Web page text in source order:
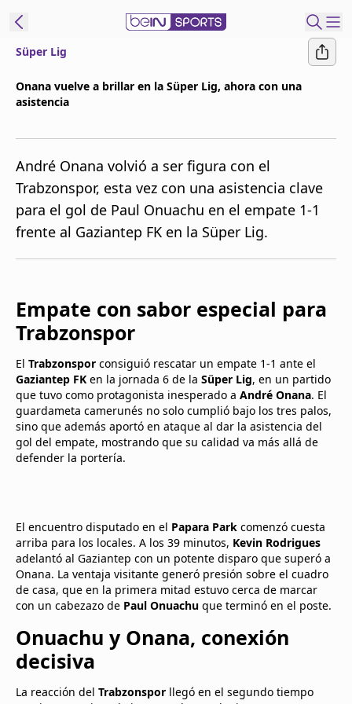
beIN XTRA
notificaciones
Contáctanos
Süper Lig
Onana vuelve a brillar en la Süper Lig, ahora con una
asistencia
André Onana volvió a ser figura con el
Trabzonspor, esta vez con una asistencia clave
para el gol de Paul Onuachu en el empate 1-1
frente al Gaziantep FK en la Süper Lig.
Empate con sabor especial para
Trabzonspor
El Trabzonspor consiguió rescatar un empate 1-1 ante el
Gaziantep FK en la jornada 6 de la Süper Lig, en un partido
que tuvo como protagonista inesperado a André Onana. El
guardameta camerunés no solo cumplió bajo los tres palos,
sino que además aportó en ataque al dar la asistencia del
gol del empate, mostrando que su calidad va más allá de
defender la portería.
El encuentro disputado en el Papara Park comenzó cuesta
arriba para los locales. A los 39 minutos, Kevin Rodrigues
adelantó al Gaziantep con un potente disparo que superó a
Onana. La ventaja visitante generó presión sobre el cuadro
de casa, que en la primera mitad estuvo cerca de marcar
con un cabezazo de Paul Onuachu que terminó en el poste.
Onuachu y Onana, conexión
decisiva
La reacción del Trabzonspor llegó en el segundo tiempo